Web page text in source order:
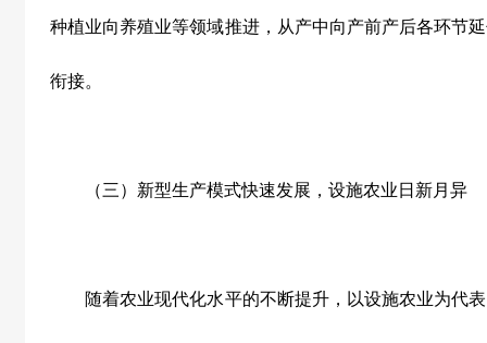
种植业向养殖业等领域推进，从产中向产前产后各环节
衔接。
（三）新型生产模式快速发展，设施农业日新月异
随着农业现代化水平的不断提升，以设施农业为代表